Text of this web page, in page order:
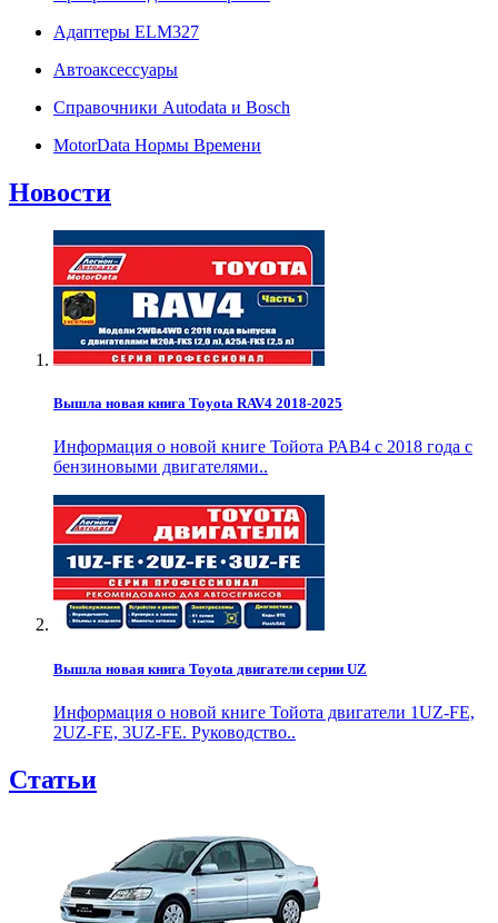
Адаптеры ELM327
Автоаксессуары
Справочники Autodata и Bosch
MotorData Нормы Времени
Новости
Вышла новая книга Toyota RAV4 2018-2025
Информация о новой книге Тойота РАВ4 с 2018 года с
бензиновыми двигателями..
Вышла новая книга Toyota двигатели серии UZ
Информация о новой книге Тойота двигатели 1UZ-FE,
2UZ-FE, 3UZ-FE. Руководство..
Статьи